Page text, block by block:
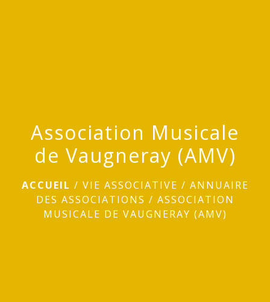
Association Musicale
de Vaugneray (AMV)
ACCUEIL / VIE ASSOCIATIVE / ANNUAIRE
DES ASSOCIATIONS / ASSOCIATION
MUSICALE DE VAUGNERAY (AMV)